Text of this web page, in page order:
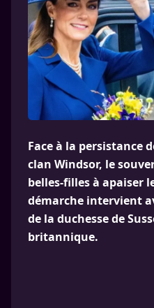
Face à la persistance
clan Windsor, le
belles-filles à apaiser
démarche intervient
de la duchesse de
britannique.